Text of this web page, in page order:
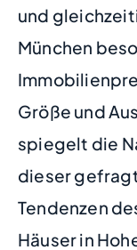
und
München
Größe und
spiegelt die
dieser
Tendenzen
Häuser in